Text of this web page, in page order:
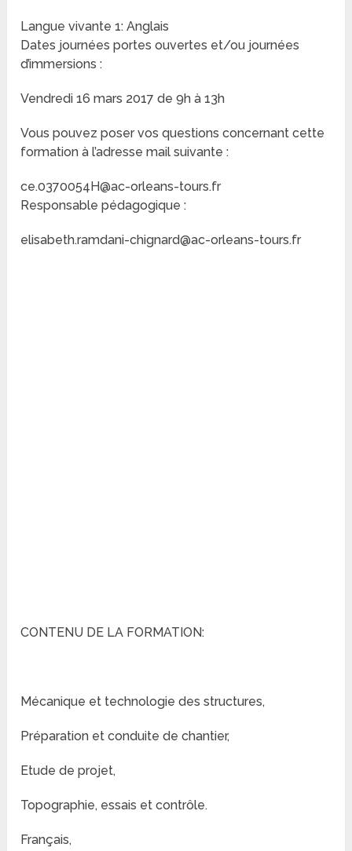
Langue vivante 1: Anglais
Dates journées portes ouvertes et/ou journées
d’immersions :
Vendredi 16 mars 2017 de 9h à 13h
Vous pouvez poser vos questions concernant cette
formation à l’adresse mail suivante :
ce.0370054H@ac-orleans-tours.fr
Responsable pédagogique :
elisabeth.ramdani-chignard@ac-orleans-tours.fr
CONTENU DE LA FORMATION:
Mécanique et technologie des structures,
Préparation et conduite de chantier,
Etude de projet,
Topographie, essais et contrôle.
Français,